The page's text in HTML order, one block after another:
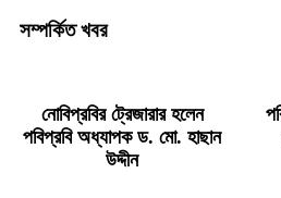
সম্পর্কিত খবর
নোবিপ্রবির ট্রেজারার হলেন
পবিপ্রবি অধ্যাপক ড. মো. হাছান
উদ্দীন